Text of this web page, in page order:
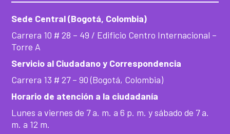
Sede Central (Bogotá, Colombia)
Carrera 10 # 28 – 49 / Edificio Centro Internacional –
Torre A
Servicio al Ciudadano y Correspondencia
Carrera 13 # 27 – 90 (Bogotá, Colombia)
Horario de atención a la ciudadanía
Lunes a viernes de 7 a. m. a 6 p. m. y sábado de 7 a.
m. a 12 m.